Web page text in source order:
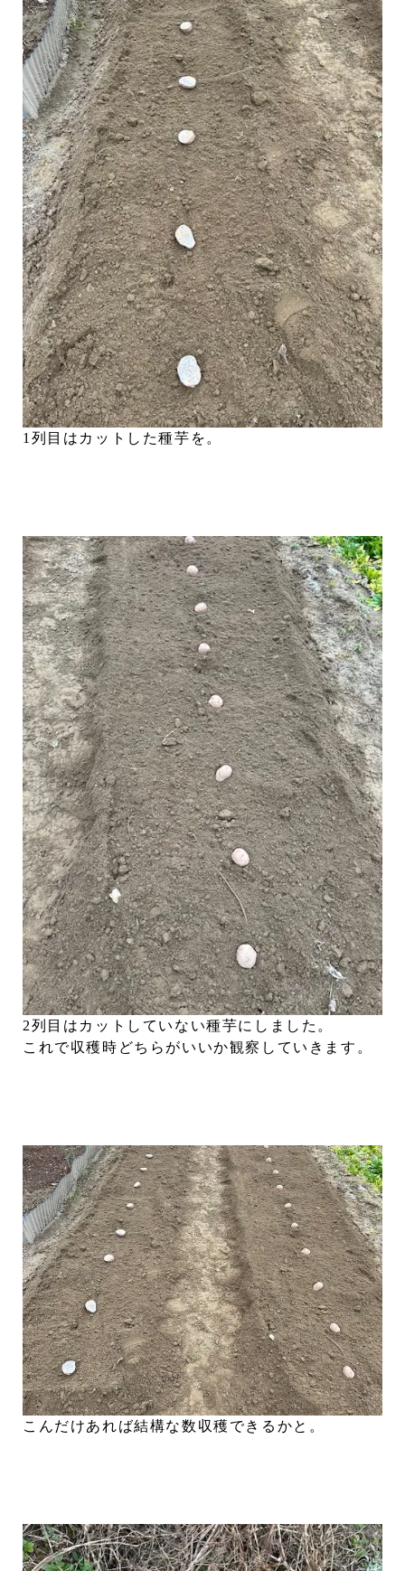
1列目はカットした種芋を。
2列目はカットしていない種芋にしました。
これで収穫時どちらがいいか観察していきます。
こんだけあれば結構な数収穫できるかと。